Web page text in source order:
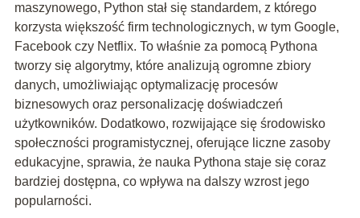
maszynowego, Python stał się standardem, z którego
korzysta większość firm technologicznych, w tym Google,
Facebook czy Netflix. To właśnie za pomocą Pythona
tworzy się algorytmy, które analizują ogromne zbiory
danych, umożliwiając optymalizację procesów
biznesowych oraz personalizację doświadczeń
użytkowników. Dodatkowo, rozwijające się środowisko
społeczności programistycznej, oferujące liczne zasoby
edukacyjne, sprawia, że nauka Pythona staje się coraz
bardziej dostępna, co wpływa na dalszy wzrost jego
popularności.